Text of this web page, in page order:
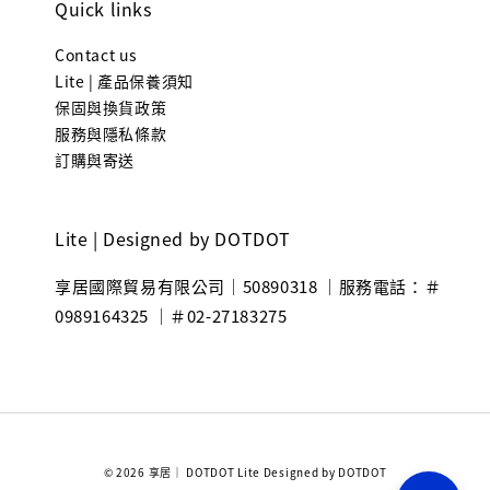
Quick links
Contact us
Lite | 產品保養須知
保固與換貨政策
服務與隱私條款
訂購與寄送
Lite | Designed by DOTDOT
享居國際貿易有限公司｜50890318 ｜服務電話：＃
0989164325 ｜＃02-27183275
© 2026 享居｜ DOTDOT Lite Designed by DOTDOT